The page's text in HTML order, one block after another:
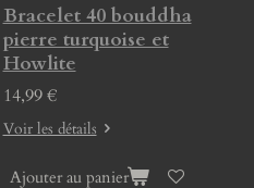
Bracelet 40 bouddha
pierre turquoise et
Howlite
14,99 €
Voir les détails
Ajouter au panier